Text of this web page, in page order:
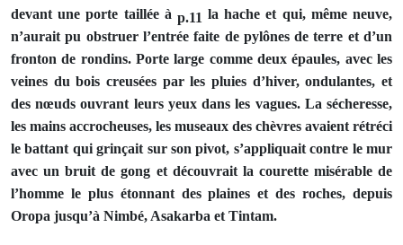
devant une porte taillée à p.11la hache et qui, même neuve,
n’aurait pu obstruer l’entrée faite de pylônes de terre et d’un
fronton de rondins. Porte large comme deux épaules, avec les
veines du bois creusées par les pluies d’hiver, ondulantes, et
des nœuds ouvrant leurs yeux dans les vagues. La sécheresse,
les mains accrocheuses, les museaux des chèvres avaient rétréci
le battant qui grinçait sur son pivot, s’appliquait contre le mur
avec un bruit de gong et découvrait la courette misérable de
l’homme le plus étonnant des plaines et des roches, depuis
Oropa jusqu’à Nimbé, Asakarba et Tintam.